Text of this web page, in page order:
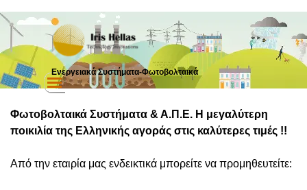
Ενεργειακά Συστήματα-Φωτοβολταικά
Παράλειψη μενού
Φωτοβολταικά Συστήματα & Α.Π.Ε. Η μεγαλύτερη
ποικιλία της Ελληνικής αγοράς στις καλύτερες τιμές !!
Από την εταιρία μας ενδεικτικά μπορείτε να προμηθευτείτε: